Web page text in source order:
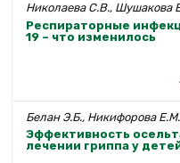
Николаева С.В., Шушакова
Респираторные
19 – что изменилось
Белан Э.Б., Никифорова Е.М.
Эффективность
лечении гриппа у